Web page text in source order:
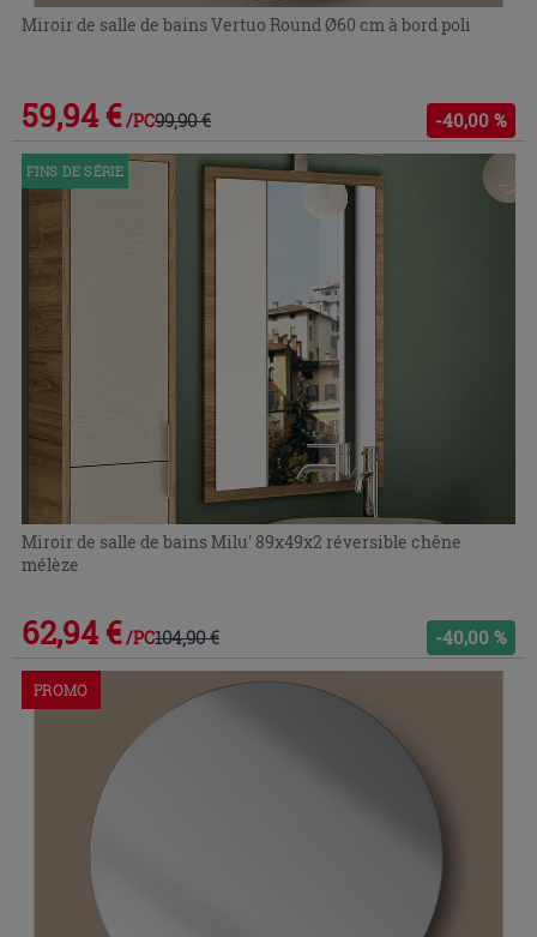
Miroir de salle de bains Vertuo Round Ø60 cm à bord poli
59,94 € /PC99,90 € -40,00 %
FINS DE SÉRIE
Miroir de salle de bains Milu' 89x49x2 réversible chêne
mélèze
62,94 € /PC104,90 € -40,00 %
PROMO